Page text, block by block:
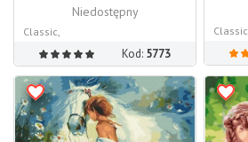
Niedostępny
Classic,
Kod: 5773
Classic,